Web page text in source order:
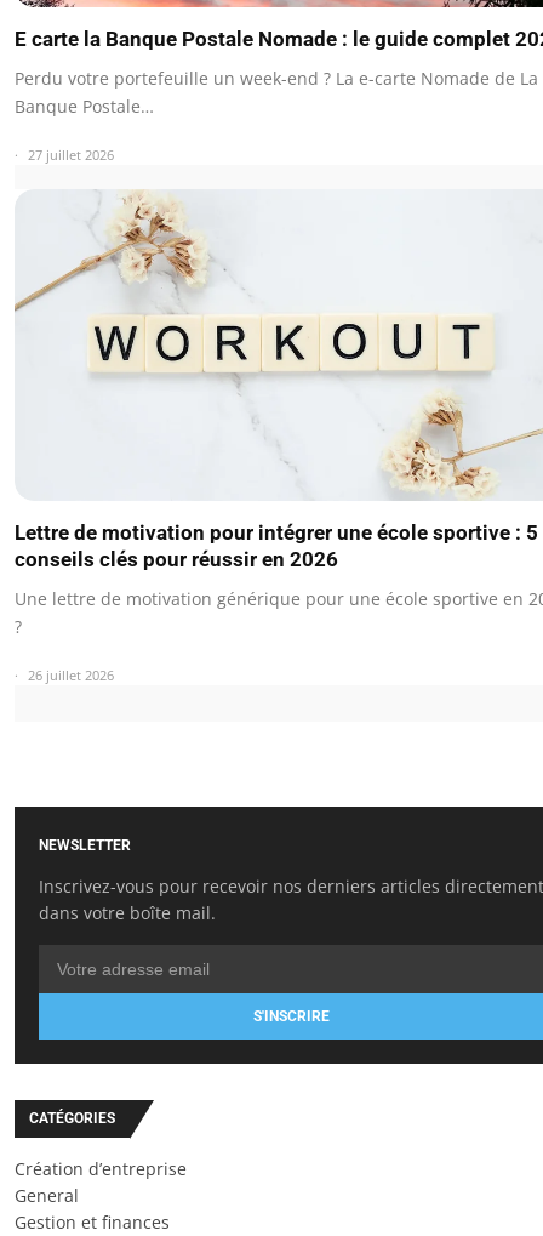
E carte la Banque Postale Nomade : le guide complet
Perdu votre portefeuille un week-end ? La e-carte Nomade de La
Banque Postale…
27 juillet 2026
Lettre de motivation pour intégrer une école sportive : 5
conseils clés pour réussir en 2026
Une lettre de motivation générique pour une école sportive en
?
26 juillet 2026
NEWSLETTER
Inscrivez-vous pour recevoir nos derniers articles directement
dans votre boîte mail.
S'INSCRIRE
CATÉGORIES
Création d’entreprise
General
Gestion et finances